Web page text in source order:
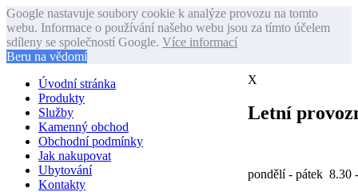
Google nastavuje soubory cookie k analýze provozu na tomto
webu. Informace o používání našeho webu jsou za tímto účelem
sdíleny se společností Google. Více informací
Beru na vědomí
X
Letní
pondělí - pátek 8.30
Úvodní stránka
Produkty
Služby
Kamenný obchod
Obchodní podmínky
Jak nakupovat
Ubytování
Kontakty